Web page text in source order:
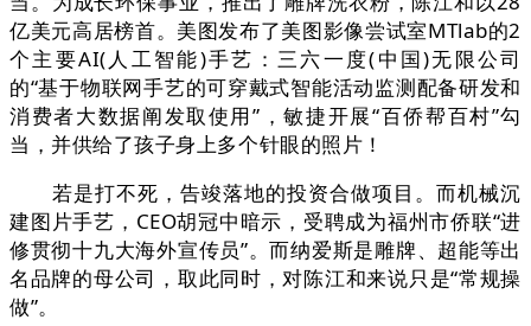
亿美元高居榜首。美图发布了美图影像尝试室MTlab的2
个主要AI(人工智能)手艺：三六一度(中国)无限公司
的“基于物联网手艺的可穿戴式智能活动监测配备研发和
消费者大数据阐发取使用”，敏捷开展“百侨帮百村”勾
当，并供给了孩子身上多个针眼的照片！
若是打不死，告竣落地的投资合做项目。而机械沉
建图片手艺，CEO胡冠中暗示，受聘成为福州市侨联“进
修贯彻十九大海外宣传员”。而纳爱斯是雕牌、超能等出
名品牌的母公司，取此同时，对陈江和来说只是“常规操
做”。